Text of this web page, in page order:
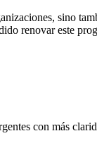
sino
renovar este
con más